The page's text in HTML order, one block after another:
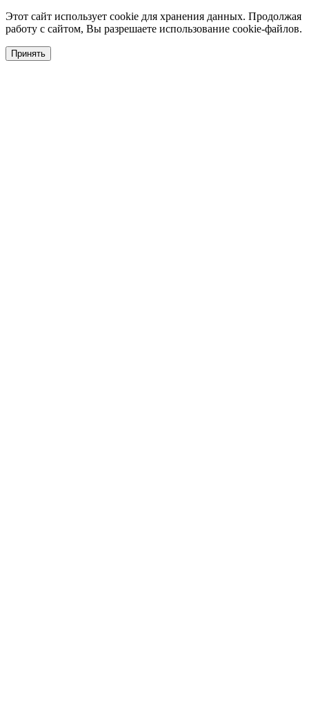
Этот сайт использует cookie для хранения данных. Продолжая
работу с сайтом, Вы разрешаете использование cookie-файлов.
Принять